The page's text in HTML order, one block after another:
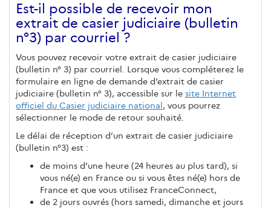
Est-il possible de recevoir mon
extrait de casier judiciaire (bulletin
n°3) par courriel ?
Vous pouvez recevoir votre extrait de casier judiciaire
(bulletin n° 3) par courriel. Lorsque vous compléterez le
formulaire en ligne de demande d’extrait de casier
judiciaire (bulletin n° 3), accessible sur le site Internet
officiel du Casier judiciaire national, vous pourrez
sélectionner le mode de retour souhaité.
Le délai de réception d’un extrait de casier judiciaire
(bulletin n°3) est :
de moins d’une heure (24 heures au plus tard), si
vous né(e) en France ou si vous êtes né(e) hors de
France et que vous utilisez FranceConnect,
de 2 jours ouvrés (hors samedi, dimanche et jours